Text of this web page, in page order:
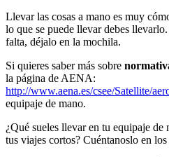
Llevar las cosas a mano es muy
lo que se puede llevar debes
falta, déjalo en la mochila.
Si quieres saber más sobre
la página de AENA:
http://www.aena.es/csee/Satellite/
equipaje de mano.
¿Qué sueles llevar en tu equipaje de
tus viajes cortos? Cuéntanoslo en